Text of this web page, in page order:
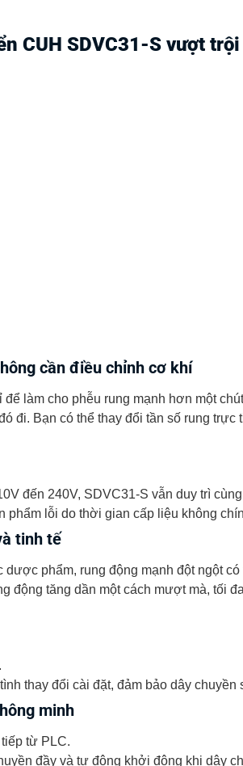
CUH SDVC31-S vượt
cần điều chỉnh cơ khí
làm cho phễu rung mạnh hơn một
đi. Bạn có thể thay đổi tần số rung
đến 240V, SDVC31-S vẫn duy trì
phẩm lỗi do thời gian cấp liệu không
tinh tế
phẩm, rung động mạnh đột ngột có
động tăng dần một cách mượt mà, tối
thay đổi cài đặt, đảm bảo dây
minh
từ PLC.
đầy và tự động khởi động khi dây